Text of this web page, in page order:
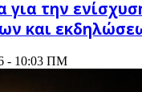
για την
και
- 10:03 ΠΜ